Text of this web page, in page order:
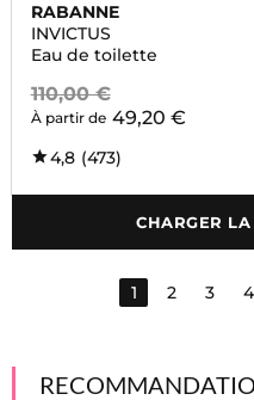
RABANNE
INVICTUS
Eau de toilette
110,00 €
À partir de 49,20 €
4,8 (473)
CHARGER
1 2 3 4